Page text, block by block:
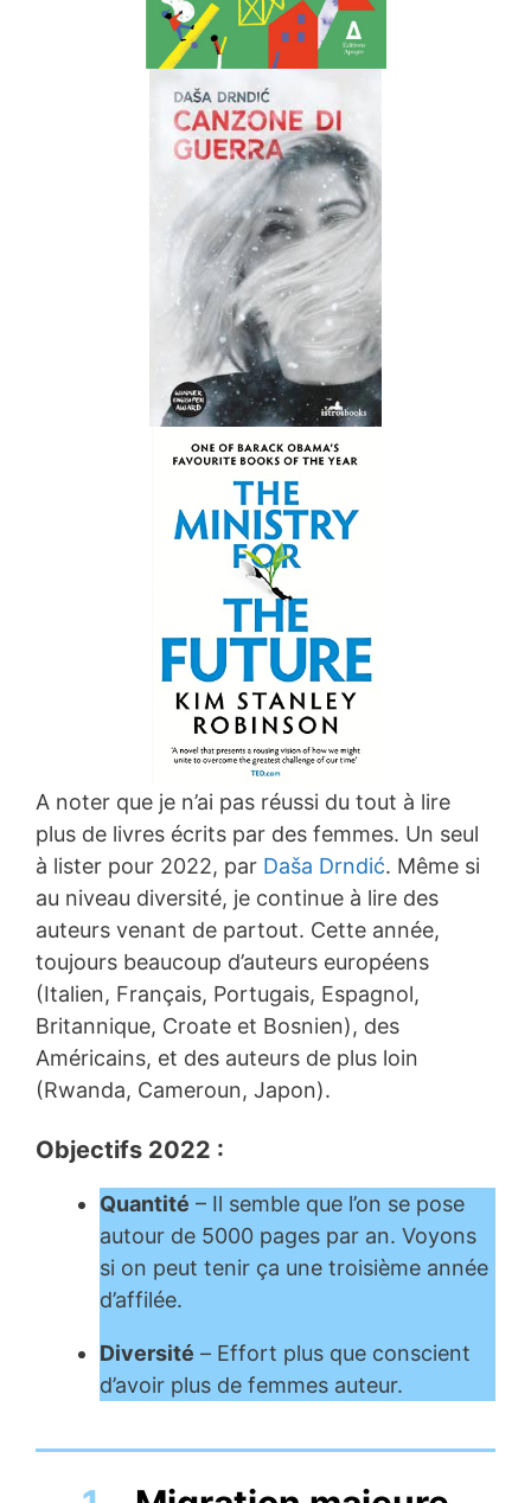
A noter que je n’ai pas réussi du tout à lire
plus de livres écrits par des femmes. Un seul
à lister pour 2022, par Daša Drndić. Même si
au niveau diversité, je continue à lire des
auteurs venant de partout. Cette année,
toujours beaucoup d’auteurs européens
(Italien, Français, Portugais, Espagnol,
Britannique, Croate et Bosnien), des
Américains, et des auteurs de plus loin
(Rwanda, Cameroun, Japon).
Objectifs 2022 :
Quantité – Il semble que l’on se pose
autour de 5000 pages par an. Voyons
si on peut tenir ça une troisième année
d’affilée.
Diversité – Effort plus que conscient
d’avoir plus de femmes auteur.